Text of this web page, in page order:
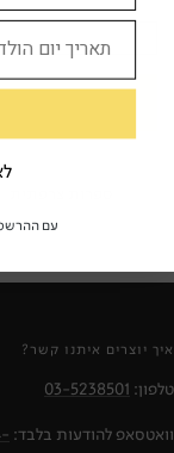
איך יוצרים איתנו קשר?
טלפון: 03-5238501
וואטסאפ להודעות בלבד:
עם